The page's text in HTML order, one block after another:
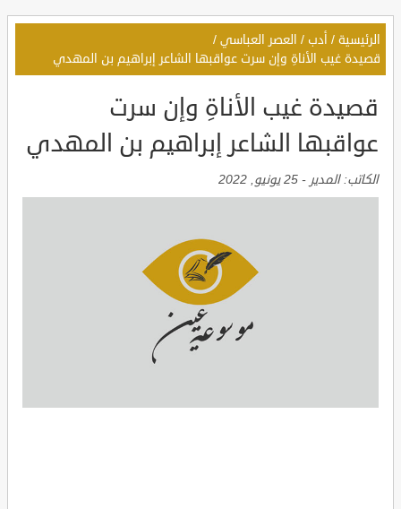
الرئيسية / أدب / العصر العباسي /
قصيدة غيب الأناةِ وإن سرت عواقبها الشاعر إبراهيم بن المهدي
قصيدة غيب الأناةِ وإن سرت
عواقبها الشاعر إبراهيم بن المهدي
الكاتب:المدير - 25 يونيو, 2022